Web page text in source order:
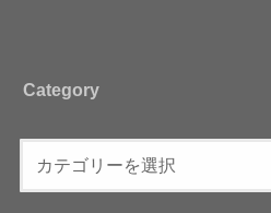
Category